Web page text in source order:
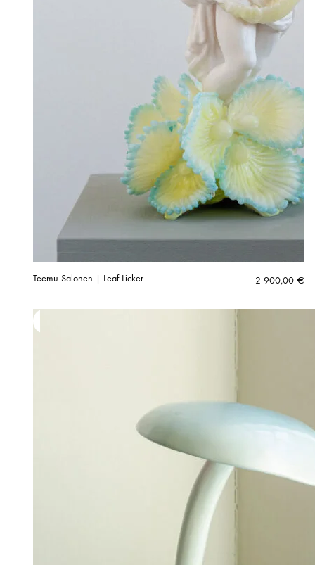
Teemu Salonen | Leaf Licker 2 900,00 €